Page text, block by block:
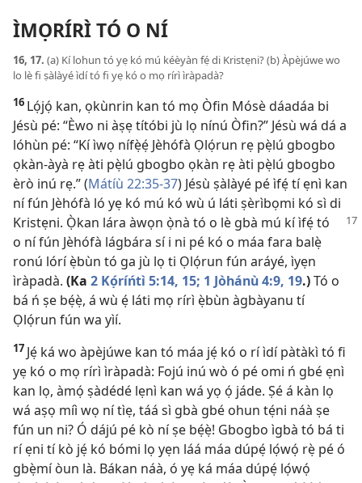
ÌMỌRÍRÌ TÓ O NÍ
16, 17. (a) Kí lohun tó yẹ kó mú kéèyàn fẹ́ di Kristẹni? (b) Àpèjúwe wo
lo lè fi ṣàlàyé ìdí tó fi yẹ kó o mọ rírì ìràpadà?
16 Lọ́jọ́ kan, ọkùnrin kan tó mọ Òfin Mósè dáadáa bi
Jésù pé: “Èwo ni àṣẹ títóbi jù lọ nínú Òfin?” Jésù wá dá a
lóhùn pé: “Kí ìwọ nífẹ̀ẹ́ Jèhófà Ọlọ́run rẹ pẹ̀lú gbogbo
ọkàn-àyà rẹ àti pẹ̀lú gbogbo ọkàn rẹ àti pẹ̀lú gbogbo
èrò inú rẹ.” (Mátíù 22:35-37) Jésù ṣàlàyé pé ìfẹ́ tí ẹnì kan
ní fún Jèhófà ló yẹ kó mú kó wù ú láti ṣèrìbọmi kó sì di
Kristẹni. Ọ̀kan lára àwọn ọ̀nà tó o lè gbà mú kíìfẹ́ tó
o ní fún Jèhófà lágbára sí i ni pé kó o máa fara balẹ̀
ronú lórí ẹ̀bùn tó ga jù lọ ti Ọlọ́run fún aráyé, ìyẹn
ìràpadà. (Ka 2 Kọ́ríńtì 5:14, 15; 1 Jòhánù 4:9, 19.)Tó o
bá ń ṣe bẹ́ẹ̀, á wù ẹ́ láti mọ rírì ẹ̀bùn àgbàyanu tí
Ọlọ́run fún wa yìí.
17 Jẹ́ ká wo àpèjúwe kan tó máa jẹ́ kó o rí ìdí pàtàkì tó fi
yẹ kó o mọ rírì ìràpadà: Fojú inú wò ó pé omi ń gbé ẹnì
kan lọ, àmọ́ ṣàdédé lẹnì kan wá yọ ọ́ jáde. Ṣé á kàn lọ
wá aṣọ míì wọ ní tìẹ, táá sì gbà gbé ohun tẹ́ni náà ṣe
fún un ni? Ó dájú pé kò ní ṣe bẹ́ẹ̀! Gbogbo ìgbà tó bá ti
rí ẹni tí kò jẹ́ kó bómi lọ yẹn láá máa dúpẹ́ lọ́wọ́ rẹ̀ pé ó
gbẹ̀mí òun là. Bákan náà, ó yẹ ká máa dúpẹ́ lọ́wọ́